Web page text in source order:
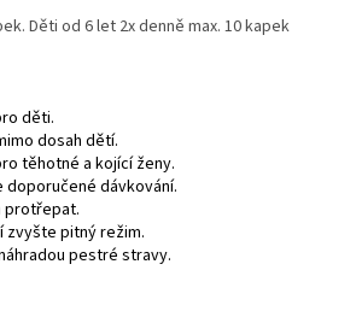
Děti od 6 let 2x denně max. 10 kapek
děti.
dosah dětí.
těhotné a kojící ženy.
doporučené dávkování.
protřepat.
zvyšte pitný režim.
pestré stravy.